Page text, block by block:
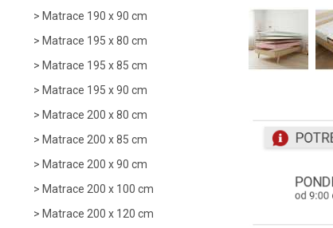
Matrace 190 x 90 cm
Matrace 195 x 80 cm
Matrace 195 x 85 cm
Matrace 195 x 90 cm
Matrace 200 x 80 cm
Matrace 200 x 85 cm
Matrace 200 x 90 cm
Matrace 200 x 100 cm
Matrace 200 x 120 cm